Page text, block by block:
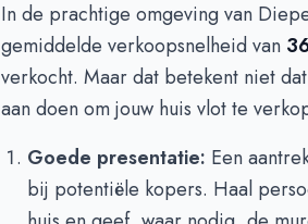
In de prachtige omgeving van
gemiddelde verkoopsnelheid van
verkocht. Maar dat betekent niet
aan doen om jouw huis vlot te
Goede presentatie: Een
bij potentiële kopers. Haal